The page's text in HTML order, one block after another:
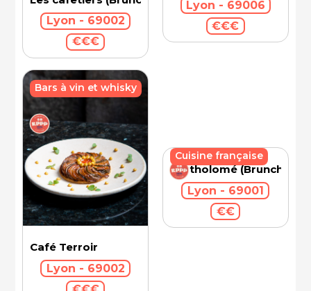
Lyon - 69002
€€€
Lyon - 69006
€€€
Café Terroir
Lyon - 69002
Bars à vin et whisky
Bartholomé (Brunch)
Lyon - 69001
€€
Cuisine française